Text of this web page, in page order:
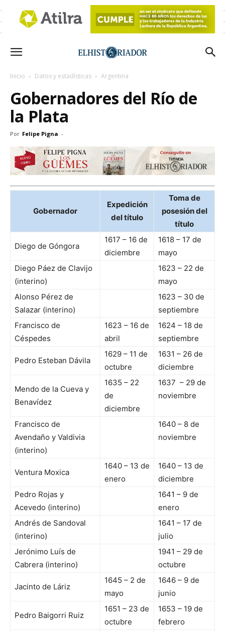
Inicio Datos y estadísticas Argentina
Gobernadores del Río de
la Plata
Por Felipe Pigna -
Gobernador
Expedición
del título
Toma de
posesión del
título
Diego de Góngora
1617 – 16 de
diciembre
1618 – 17 de
mayo
Diego Páez de Clavijo
(interino)
1623 – 22 de
mayo
Alonso Pérez de
Salazar (interino)
1623 – 30 de
septiembre
Francisco de
Céspedes
1623 – 16 de
abril
1624 – 18 de
septiembre
Pedro Esteban Dávila
1629 – 11 de
octubre
1631 – 26 de
diciembre
Mendo de la Cueva y
Benavídez
1635 – 22
de
diciembre
1637 – 29 de
noviembre
Francisco de
Avendaño y Valdivia
(interino)
1640 – 8 de
noviembre
Ventura Moxica
1640 – 13 de
enero
1640 – 13 de
diciembre
Pedro Rojas y
Acevedo (interino)
1641 – 9 de
enero
Andrés de Sandoval
(interino)
1641 – 17 de
julio
Jerónimo Luís de
Cabrera (interino)
1941 – 29 de
octubre
Jacinto de Láriz
1645 – 2 de
mayo
1646 – 9 de
junio
Pedro Baigorri Ruiz
1651 – 23 de
octubre
1653 – 19 de
febrero